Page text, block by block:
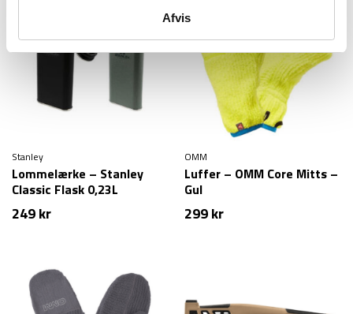
Afvis
Stanley
Lommelærke – Stanley
Classic Flask 0,23L
249kr
OMM
Luffer – OMM Core Mitts –
Gul
299kr